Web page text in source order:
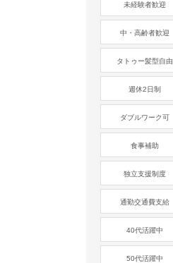
未経験者歓迎
中・高齢者歓迎
タトゥー髪型自由
週休2日制
ダブルワーク可
食事補助
独立支援制度
通勤交通費支給
40代活躍中
50代活躍中